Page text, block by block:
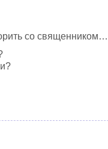
со священником…